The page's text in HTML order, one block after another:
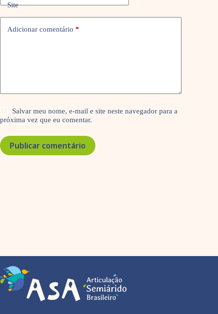
Site
Adicionar comentário *
Salvar meu nome, e-mail e site neste navegador para a
próxima vez que eu comentar.
Publicar comentário